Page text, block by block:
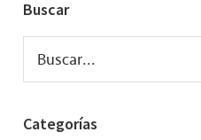
Buscar
Buscar...
Categorías